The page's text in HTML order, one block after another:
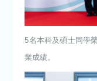
5名本科及碩士同學
業成績。